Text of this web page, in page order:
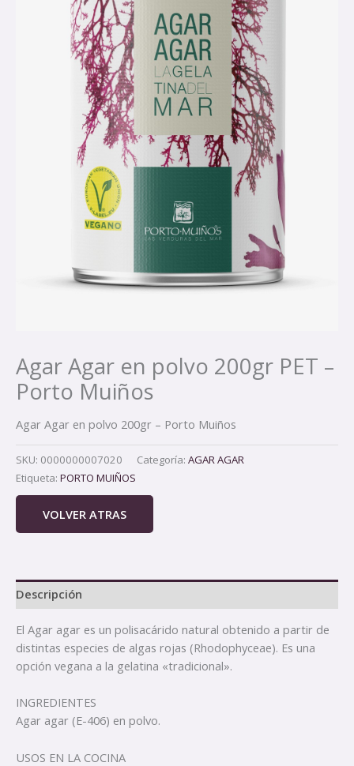
Agar Agar en polvo 200gr PET –
Porto Muiños
Agar Agar en polvo 200gr – Porto Muiños
SKU: 0000000007020 Categoría: AGAR AGAR
Etiqueta: PORTO MUIÑOS
VOLVER ATRAS
Descripción
El Agar agar es un polisacárido natural obtenido a partir de
distintas especies de algas rojas (Rhodophyceae). Es una
opción vegana a la gelatina «tradicional».
INGREDIENTES
Agar agar (E-406) en polvo.
USOS EN LA COCINA